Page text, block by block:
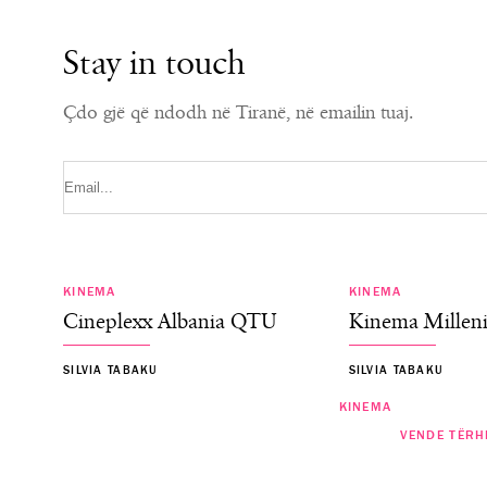
Stay in touch
Çdo gjë që ndodh në Tiranë, në emailin tuaj.
KINEMA
Cineplexx Albania QTU
SILVIA TABAKU
KINEMA
Kinema
SILVIA TABAKU
VENDE
KINEMA
KINEMA